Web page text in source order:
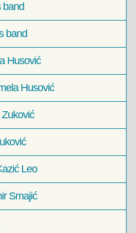
band
band
Husović
Husović
Zuković
Leo
Smajić